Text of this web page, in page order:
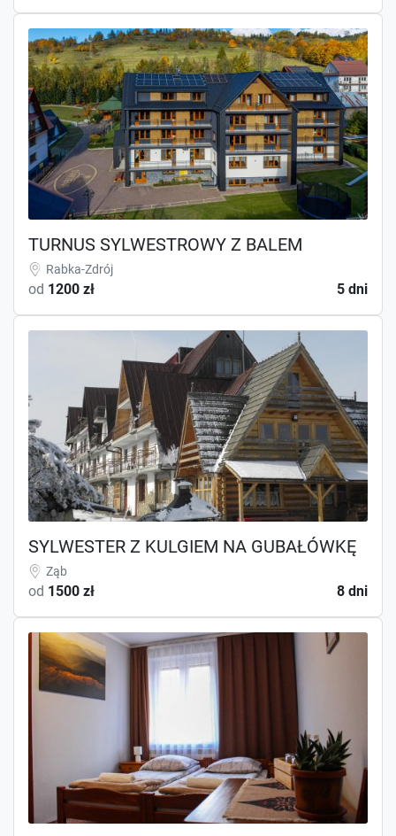
TURNUS SYLWESTROWY Z BALEM
Rabka-Zdrój
od 1200 zł 5 dni
SYLWESTER Z KULGIEM NA GUBAŁÓWKĘ
Ząb
od 1500 zł 8 dni